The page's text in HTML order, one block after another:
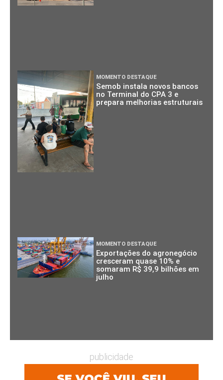
MOMENTO DESTAQUE
Semob instala novos bancos
no Terminal do CPA 3 e
prepara melhorias estruturais
MOMENTO DESTAQUE
Exportações do agronegócio
cresceram quase 10% e
somaram R$ 39,9 bilhões em
julho
publicidade